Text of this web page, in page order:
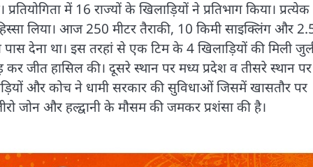
प्रतियोगिता में 16 राज्यों के खिलाड़ियों ने प्रतिभाग किया।
लिया। आज 250 मीटर तैराकी, 10 किमी साइक्लिंग और
पास देना था। इस तरहां से एक टिम के 4 खिलाड़ियों की मिली
कर जीत हासिल की। दूसरे स्थान पर मध्य प्रदेश व तीसरे स्थान पर
और कोच ने धामी सरकार की सुविधाओं जिसमें खासतौर पर
जोन और हल्द्वानी के मौसम की जमकर प्रशंसा की है।